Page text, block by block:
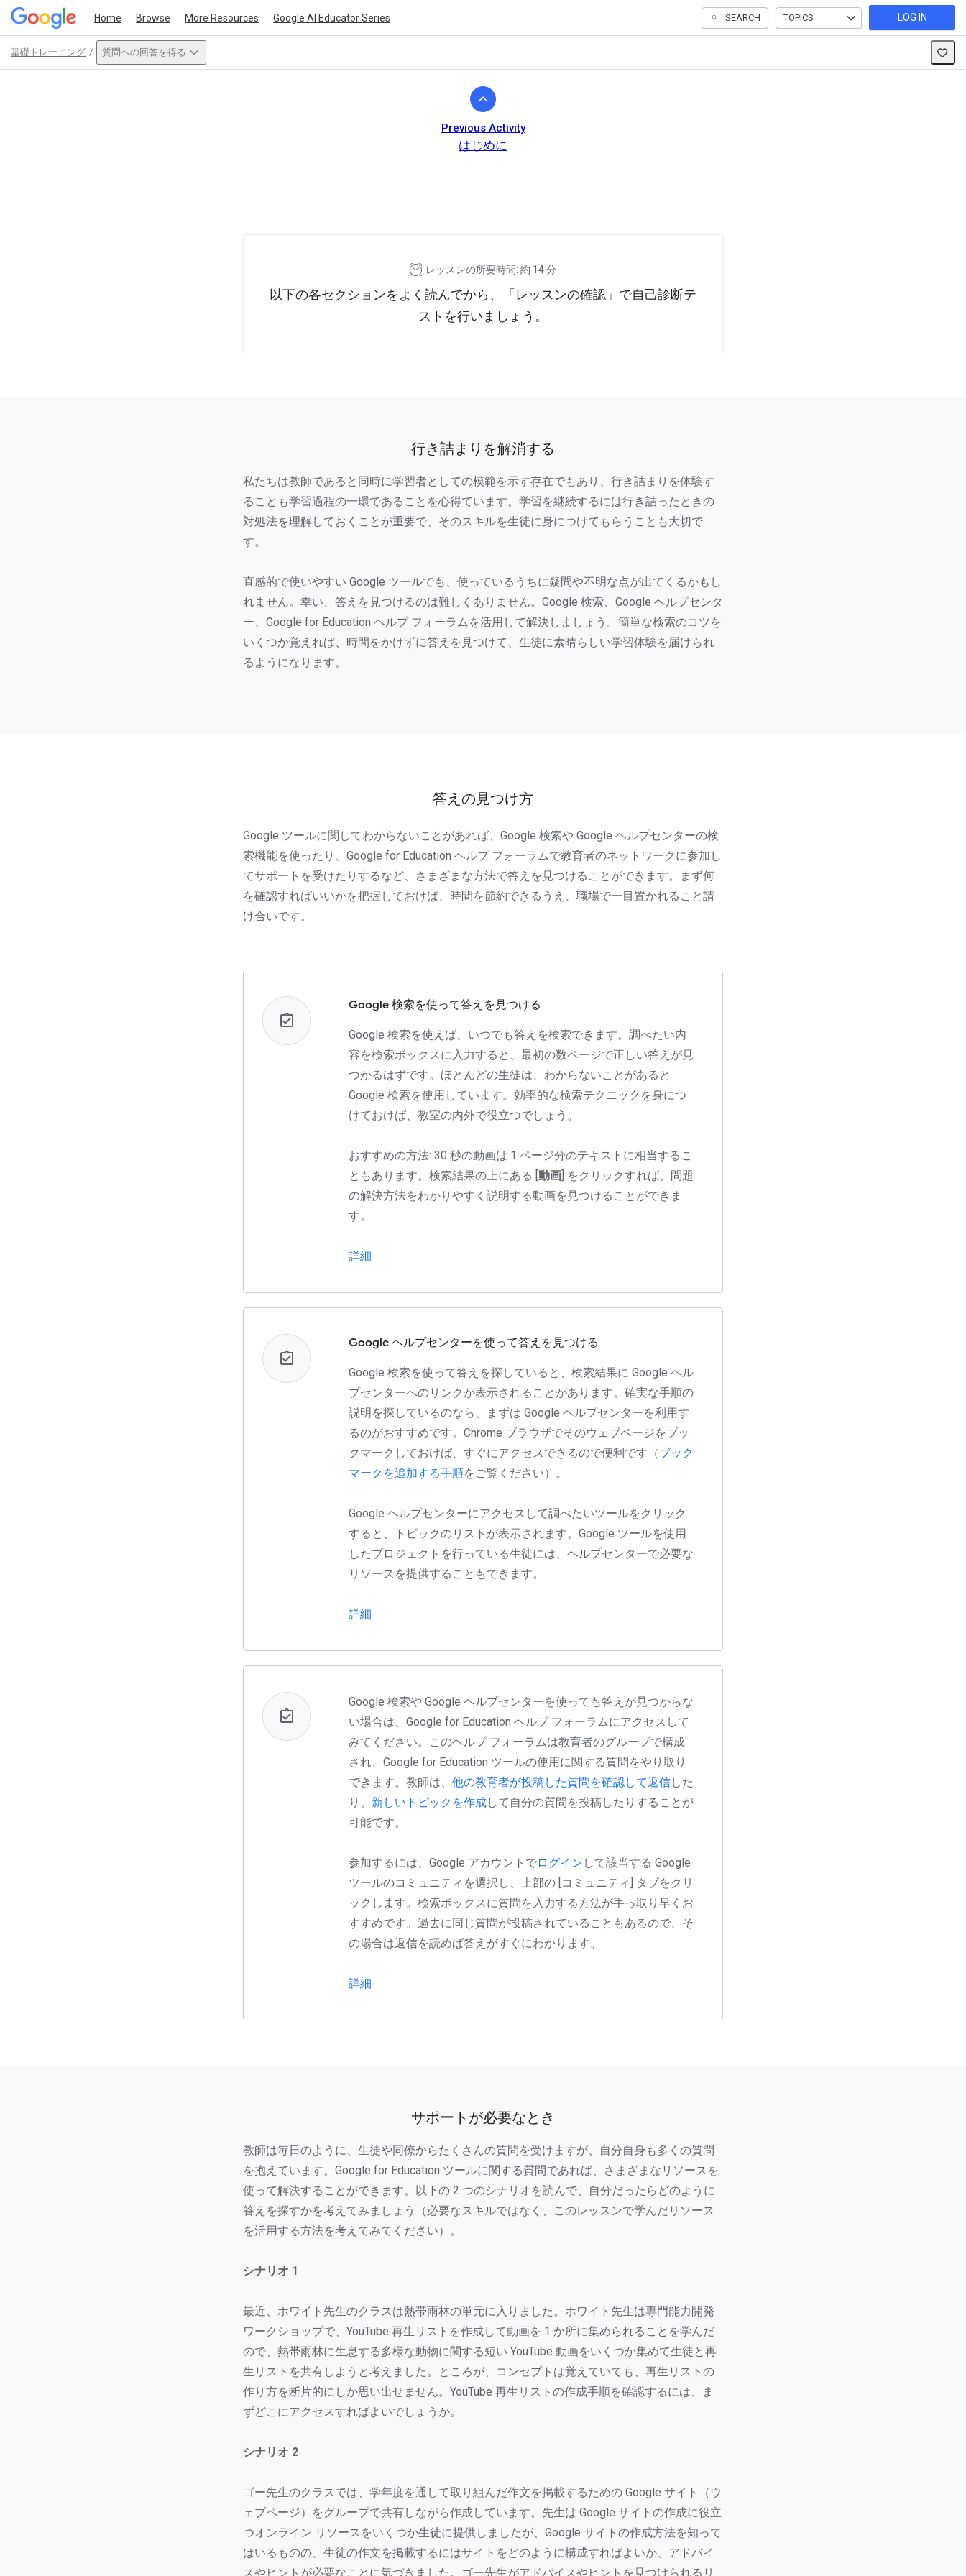
Home Browse More Resources Google AI Educator Series SEARCH TOPICS LOG IN
基礎トレーニング 質問への回答を得る
Previous Activity
はじめに
レッスンの所要時間: 約 14 分
以下の各セクションをよく読んでから、「レッスンの確認」で自己診断テ
ストを行いましょう。
行き詰まりを解消する
私たちは教師であると同時に学習者としての模範を示す存在でもあり、行き詰まりを体験す
ることも学習過程の一環であることを心得ています。学習を継続するには行き詰ったときの
対処法を理解しておくことが重要で、そのスキルを生徒に身につけてもらうことも大切で
す。
直感的で使いやすい Google ツールでも、使っているうちに疑問や不明な点が出てくるかもし
れません。幸い、答えを見つけるのは難しくありません。Google 検索、Google ヘルプセンタ
ー、Google for Education ヘルプ フォーラムを活用して解決しましょう。簡単な検索のコツを
いくつか覚えれば、時間をかけずに答えを見つけて、生徒に素晴らしい学習体験を届けられ
るようになります。
答えの見つけ方
Google ツールに関してわからないことがあれば、Google 検索や Google ヘルプセンターの検
索機能を使ったり、Google for Education ヘルプ フォーラムで教育者のネットワークに参加し
てサポートを受けたりするなど、さまざまな方法で答えを見つけることができます。まず何
を確認すればいいかを把握しておけば、時間を節約できるうえ、職場で一目置かれること請
け合いです。
Google 検索を使って答えを見つける
Google 検索を使えば、いつでも答えを検索できます。調べたい内
容を検索ボックスに入力すると、最初の数ページで正しい答えが見
つかるはずです。ほとんどの生徒は、わからないことがあると
Google 検索を使用しています。効率的な検索テクニックを身につ
けておけば、教室の内外で役立つでしょう。
おすすめの方法: 30 秒の動画は 1 ページ分のテキストに相当するこ
ともあります。検索結果の上にある [動画] をクリックすれば、問題
の解決方法をわかりやすく説明する動画を見つけることができま
す。
詳細
Google ヘルプセンターを使って答えを見つける
Google 検索を使って答えを探していると、検索結果に Google ヘル
プセンターへのリンクが表示されることがあります。確実な手順の
説明を探しているのなら、まずは Google ヘルプセンターを利用す
るのがおすすめです。Chrome ブラウザでそのウェブページをブッ
クマークしておけば、すぐにアクセスできるので便利です（ブック
マークを追加する手順をご覧ください）。
Google ヘルプセンターにアクセスして調べたいツールをクリック
すると、トピックのリストが表示されます。Google ツールを使用
したプロジェクトを行っている生徒には、ヘルプセンターで必要な
リソースを提供することもできます。
詳細
Google 検索や Google ヘルプセンターを使っても答えが見つからな
い場合は、Google for Education ヘルプ フォーラムにアクセスして
みてください。このヘルプ フォーラムは教育者のグループで構成
され、Google for Education ツールの使用に関する質問をやり取り
できます。教師は、他の教育者が投稿した質問を確認して返信した
り、 新しいトピックを作成して自分の質問を投稿したりすることが
可能です。
参加するには、Google アカウントでログイン して該当する Google
ツールのコミュニティを選択し、上部の [コミュニティ] タブをクリ
ックします。検索ボックスに質問を入力する方法が手っ取り早くお
すすめです。過去に同じ質問が投稿されていることもあるので、そ
の場合は返信を読めば答えがすぐにわかります。
詳細
サポートが必要なとき
教師は毎日のように、生徒や同僚からたくさんの質問を受けますが、自分自身も多くの質問
を抱えています。Google for Education ツールに関する質問であれば、さまざまなリソースを
使って解決することができます。以下の 2 つのシナリオを読んで、自分だったらどのように
答えを探すかを考えてみましょう（必要なスキルではなく、このレッスンで学んだリソース
を活用する方法を考えてみてください）。
シナリオ 1
最近、ホワイト先生のクラスは熱帯雨林の単元に入りました。ホワイト先生は専門能力開発
ワークショップで、YouTube 再生リストを作成して動画を 1 か所に集められることを学んだ
ので、熱帯雨林に生息する多様な動物に関する短い YouTube 動画をいくつか集めて生徒と再
生リストを共有しようと考えました。ところが、コンセプトは覚えていても、再生リストの
作り方を断片的にしか思い出せません。YouTube 再生リストの作成手順を確認するには、ま
ずどこにアクセスすればよいでしょうか。
シナリオ 2
ゴー先生のクラスでは、学年度を通して取り組んだ作文を掲載するための Google サイト（ウ
ェブページ）をグループで共有しながら作成しています。先生は Google サイトの作成に役立
つオンライン リソースをいくつか生徒に提供しましたが、Google サイトの作成方法を知って
はいるものの、生徒の作文を掲載するにはサイトをどのように構成すればよいか、アドバイ
スやヒントが必要なことに気づきました。ゴー先生がアドバイスやヒントを見つけられるリ